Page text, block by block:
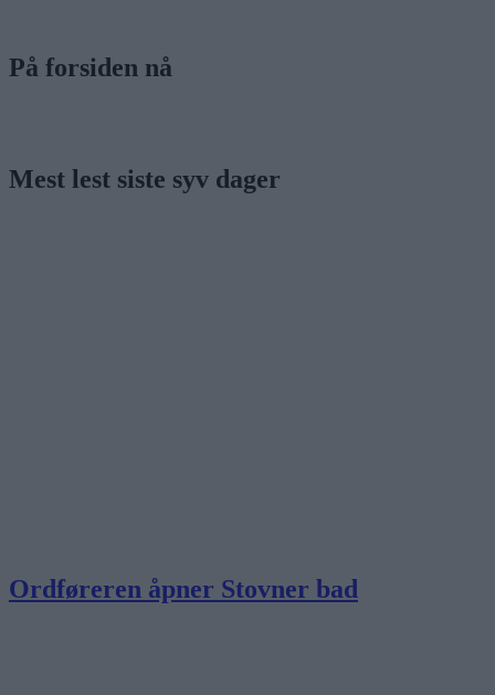
På forsiden nå
Mest lest siste syv dager
Ordføreren åpner Stovner bad